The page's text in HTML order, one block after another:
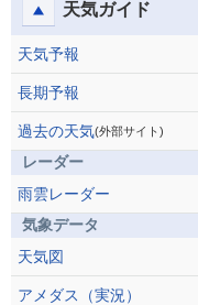
天気ガイド
天気予報
長期予報
過去の天気(外部サイト)
レーダー
雨雲レーダー
気象データ
天気図
アメダス（実況）